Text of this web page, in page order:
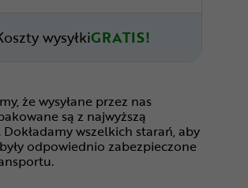
wysyłkiGRATIS!
że wysyłane przez nas
są z najwyższą
Dokładamy wszelkich starań, aby
odpowiednio zabezpieczone